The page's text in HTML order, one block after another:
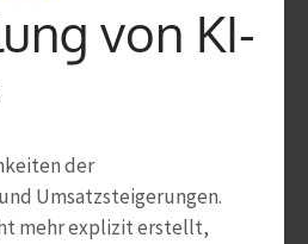
von KI-
der
Umsatzsteigerungen.
mehr explizit erstellt,